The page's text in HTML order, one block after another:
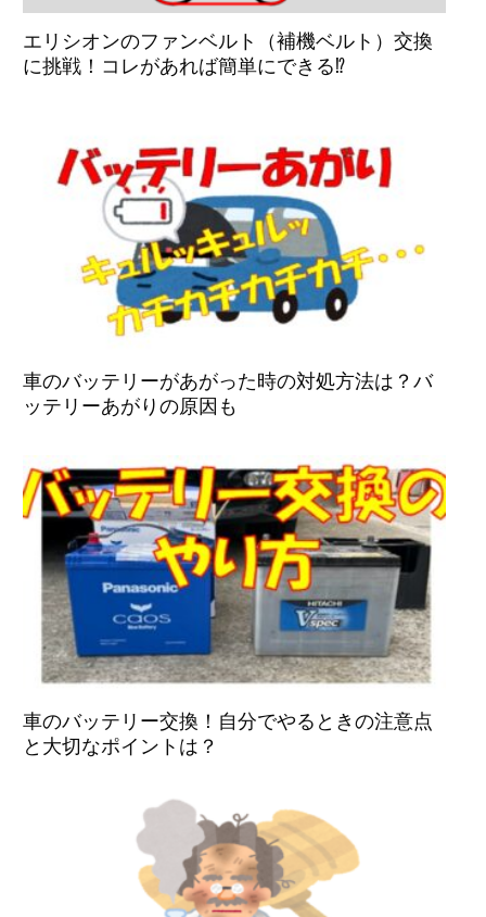
エリシオンのファンベルト（補機ベルト）交換
に挑戦！コレがあれば簡単にできる⁉
車のバッテリーがあがった時の対処方法は？バ
ッテリーあがりの原因も
車のバッテリー交換！自分でやるときの注意点
と大切なポイントは？